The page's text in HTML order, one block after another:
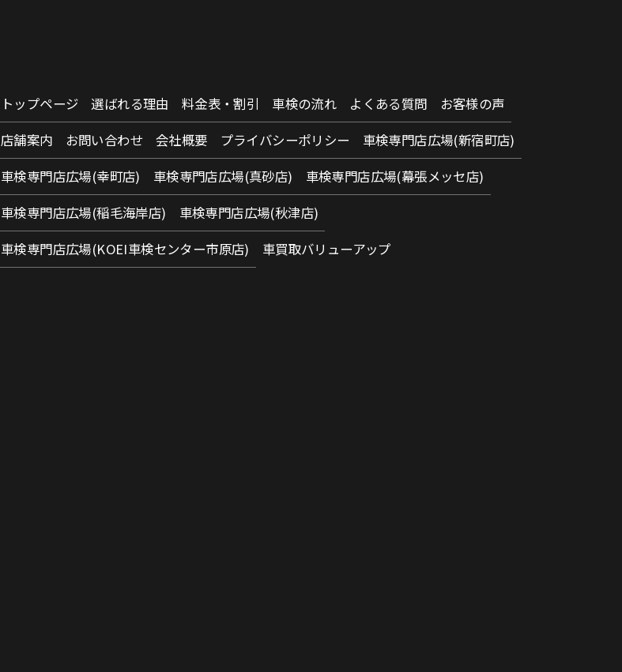
トップページ 選ばれる理由 料金表・割引 車検の流れ よくある質問
お客様の声
店舗案内
お問い合わせ 会社概要 プライバシーポリシー
車検専門店広場(新宿町店)
車検専門店広場(幸町店)
車検専門店広場(真砂店)
車検専門店広場(幕張メッセ店)
車検専門店広場(稲毛海岸店)
車検専門店広場(秋津店)
車検専門店広場(KOEI車検センター市原店)
車買取バリューアップ